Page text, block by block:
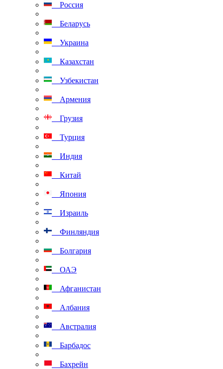
Россия
Беларусь
Украина
Казахстан
Узбекистан
Армения
Грузия
Турция
Индия
Китай
Япония
Израиль
Финляндия
Болгария
ОАЭ
Афганистан
Албания
Австралия
Барбадос
Бахрейн